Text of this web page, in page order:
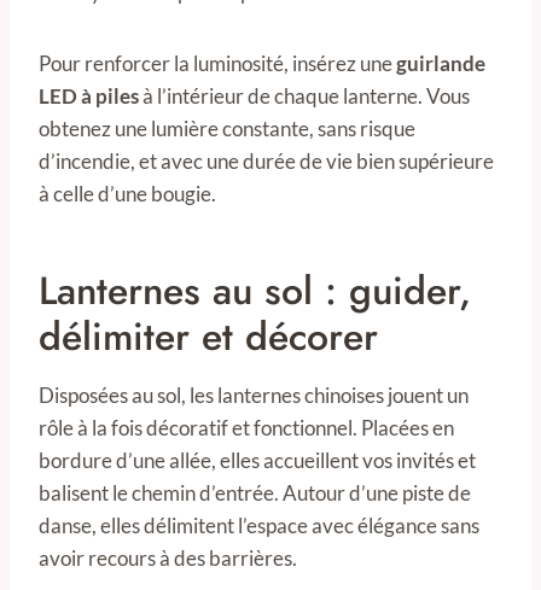
Pour renforcer la luminosité, insérez uneguirlande
LED à pilesà l’intérieur de chaque lanterne. Vous
obtenez une lumière constante, sans risque
d’incendie, et avec une durée de vie bien supérieure
à celle d’une bougie.
Lanternes au sol : guider,
délimiter et décorer
Disposées au sol, les lanternes chinoises jouent un
rôle à la fois décoratif et fonctionnel. Placées en
bordure d’une allée, elles accueillent vos invités et
balisent le chemin d’entrée. Autour d’une piste de
danse, elles délimitent l’espace avec élégance sans
avoir recours à des barrières.